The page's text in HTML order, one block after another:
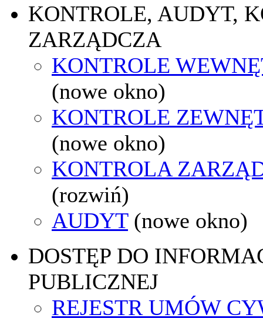
KONTROLE, AUDYT,
ZARZĄDCZA
KONTROLE
(nowe okno)
KONTROLE
(nowe okno)
KONTROLA
(rozwiń)
AUDYT (nowe okno)
DOSTĘP DO
PUBLICZNEJ
REJESTR UMÓW